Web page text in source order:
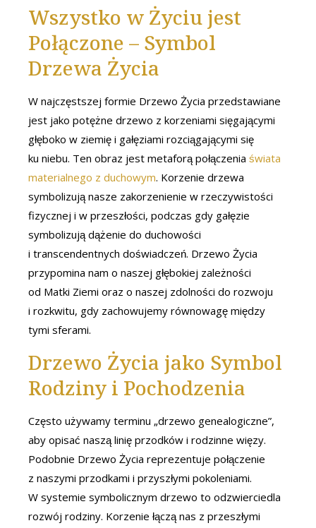
Wszystko w Życiu jest
Połączone – Symbol
Drzewa Życia
W najczęstszej formie Drzewo Życia przedstawiane
jest jako potężne drzewo z korzeniami sięgającymi
głęboko w ziemię i gałęziami rozciągającymi się
ku niebu. Ten obraz jest metaforą połączenia świata
materialnego z duchowym. Korzenie drzewa
symbolizują nasze zakorzenienie w rzeczywistości
fizycznej i w przeszłości, podczas gdy gałęzie
symbolizują dążenie do duchowości
i transcendentnych doświadczeń. Drzewo Życia
przypomina nam o naszej głębokiej zależności
od Matki Ziemi oraz o naszej zdolności do rozwoju
i rozkwitu, gdy zachowujemy równowagę między
tymi sferami.
Drzewo Życia jako Symbol
Rodziny i Pochodzenia
Często używamy terminu „drzewo genealogiczne”,
aby opisać naszą linię przodków i rodzinne więzy.
Podobnie Drzewo Życia reprezentuje połączenie
z naszymi przodkami i przyszłymi pokoleniami.
W systemie symbolicznym drzewo to odzwierciedla
rozwój rodziny. Korzenie łączą nas z przeszłymi